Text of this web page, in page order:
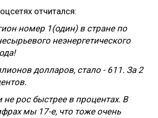
отчитался:
номер 1(один) в стране по
неэнергетического
долларов, стало - 611. За 2
не рос быстрее в процентах. В
мы 17-е, что тоже очень